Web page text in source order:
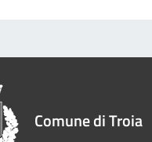
Comune di Troia